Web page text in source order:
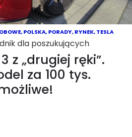
,POLSKA,PORADY,RYNEK,TESLA
dla poszukujących
z „drugiej ręki”.
za 100 tys.